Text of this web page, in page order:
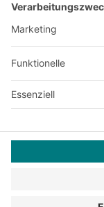
+41 41 790 20
Dieses Angebot ist
freien Berufe zur
beruflichen oder